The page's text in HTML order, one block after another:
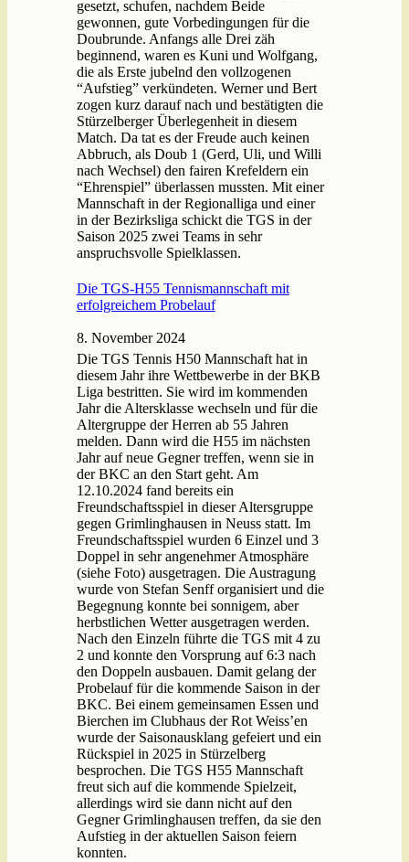
gesetzt, schufen, nachdem Beide
gewonnen, gute Vorbedingungen für die
Doubrunde. Anfangs alle Drei zäh
beginnend, waren es Kuni und Wolfgang,
die als Erste jubelnd den vollzogenen
“Aufstieg” verkündeten. Werner und Bert
zogen kurz darauf nach und bestätigten die
Stürzelberger Überlegenheit in diesem
Match. Da tat es der Freude auch keinen
Abbruch, als Doub 1 (Gerd, Uli, und Willi
nach Wechsel) den fairen Krefeldern ein
“Ehrenspiel” überlassen mussten. Mit einer
Mannschaft in der Regionalliga und einer
in der Bezirksliga schickt die TGS in der
Saison 2025 zwei Teams in sehr
anspruchsvolle Spielklassen.
Die TGS-H55 Tennismannschaft mit
erfolgreichem Probelauf
8. November 2024
Die TGS Tennis H50 Mannschaft hat in
diesem Jahr ihre Wettbewerbe in der BKB
Liga bestritten. Sie wird im kommenden
Jahr die Altersklasse wechseln und für die
Altergruppe der Herren ab 55 Jahren
melden. Dann wird die H55 im nächsten
Jahr auf neue Gegner treffen, wenn sie in
der BKC an den Start geht. Am
12.10.2024 fand bereits ein
Freundschaftsspiel in dieser Altersgruppe
gegen Grimlinghausen in Neuss statt. Im
Freundschaftsspiel wurden 6 Einzel und 3
Doppel in sehr angenehmer Atmosphäre
(siehe Foto) ausgetragen. Die Austragung
wurde von Stefan Senff organisiert und die
Begegnung konnte bei sonnigem, aber
herbstlichen Wetter ausgetragen werden.
Nach den Einzeln führte die TGS mit 4 zu
2 und konnte den Vorsprung auf 6:3 nach
den Doppeln ausbauen. Damit gelang der
Probelauf für die kommende Saison in der
BKC. Bei einem gemeinsamen Essen und
Bierchen im Clubhaus der Rot Weiss’en
wurde der Saisonausklang gefeiert und ein
Rückspiel in 2025 in Stürzelberg
besprochen. Die TGS H55 Mannschaft
freut sich auf die kommende Spielzeit,
allerdings wird sie dann nicht auf den
Gegner Grimlinghausen treffen, da sie den
Aufstieg in der aktuellen Saison feiern
konnten.